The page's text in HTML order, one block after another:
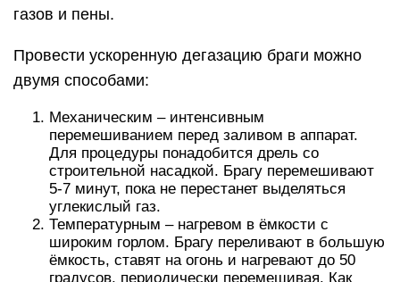
газов и пены.
Провести ускоренную дегазацию браги можно
двумя способами:
Механическим – интенсивным
перемешиванием перед заливом в аппарат.
Для процедуры понадобится дрель со
строительной насадкой. Брагу перемешивают
5-7 минут, пока не перестанет выделяться
углекислый газ.
Температурным – нагревом в ёмкости с
широким горлом. Брагу переливают в большую
ёмкость, ставят на огонь и нагревают до 50
градусов, периодически перемешивая. Как